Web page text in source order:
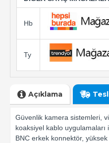
Hb
Ty
Açıklama
Güvenlik kamera sistemleri,
koaksiyel kablo
BNC erkek konnektör,